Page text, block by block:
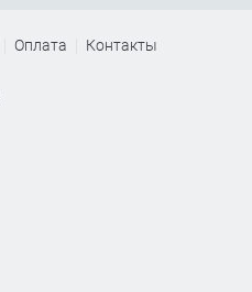
Оплата
Контакты